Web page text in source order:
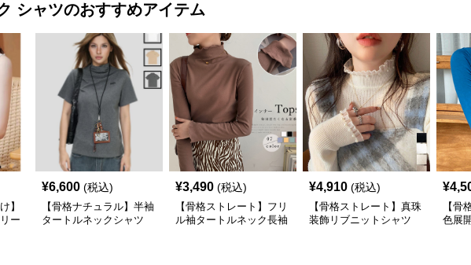
シャツのおすすめアイテム
】
ー
¥6,600 (税込)
【骨格ナチュラル】半袖
タートルネックシャツ
¥3,490 (税込)
【骨格ストレート】フリ
ル袖タートルネック長袖
¥4,910 (税込)
【骨格ストレート】真珠
装飾リブニットシャツ
¥
【骨
色展